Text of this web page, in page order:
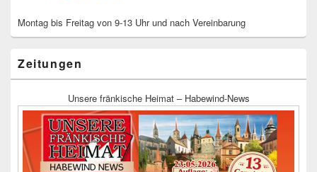
Montag bis Freitag von 9-13 Uhr und nach Vereinbarung
Zeitungen
Unsere fränkische Heimat – Habewind-News